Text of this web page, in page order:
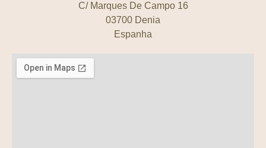
C/ Marques De Campo 16
03700 Denia
Espanha